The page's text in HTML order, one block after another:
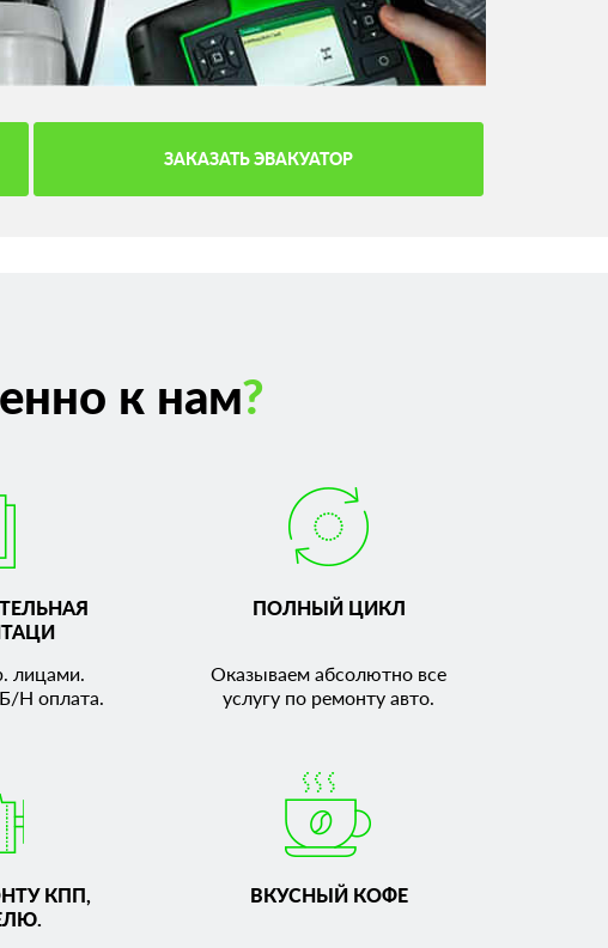
ЗАКАЗАТЬ ЭВАКУАТОР
к нам?
лицами.
Н оплата.
ПОЛНЫЙ ЦИКЛ
Оказываем абсолютно все
услугу по ремонту авто.
КПП,
ВКУСНЫЙ КОФЕ